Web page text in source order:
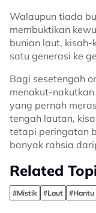
Walaupun tiada
membuktikan
bunian laut,
satu generasi ke
Bagi sesetengah
menakut-
yang pernah
tengah lautan,
tetapi peringatan
banyak rahsia
Related
#Mistik #Laut #Hantu